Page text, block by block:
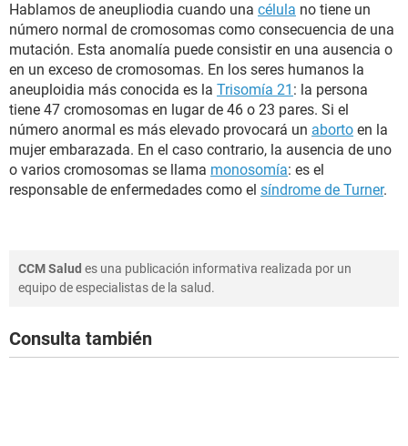
GLOSARIO
Hablamos de aneupliodia cuando una célula no tiene un
número normal de cromosomas como consecuencia de una
mutación. Esta anomalía puede consistir en una ausencia o
en un exceso de cromosomas. En los seres humanos la
aneuploidia más conocida es la Trisomía 21 : la persona
tiene 47 cromosomas en lugar de 46 o 23 pares. Si el
número anormal es más elevado provocará un aborto en la
mujer embarazada. En el caso contrario, la ausencia de uno
o varios cromosomas se llama monosomía: es el
responsable de enfermedades como el síndrome de Turner.
CCM Salud es una publicación informativa realizada por un
equipo de especialistas de la salud.
Consulta también